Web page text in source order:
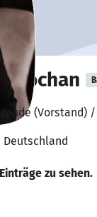
Sochan
(Vorstand)
Deutschland
zu sehen.